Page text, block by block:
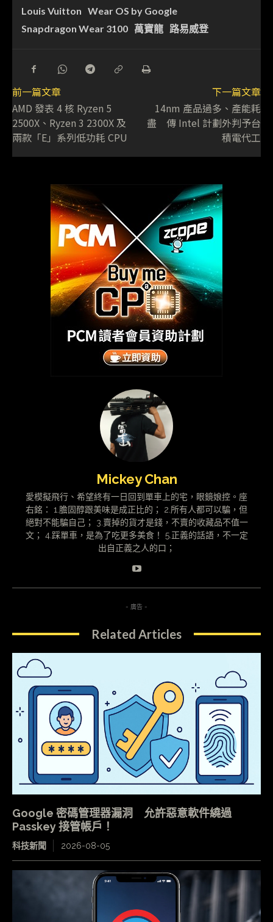
Louis Vuitton Wear OS by Google
Snapdragon Wear 3100 萬寶龍 路易威登
前一篇文章
AMD 發表 4 核 Ryzen 5
2500X、Ryzen 3 2300X 及
兩款「E」系列低功耗 CPU
下一篇文章
14nm 產品過多、產能耗
盡 傳 Intel 計劃外判予台
積電代工
Mickey Chan
愛模擬飛行、希望終有一日回到單車上的宅，眼鏡娘控。座
右銘： 1.膽固醇跟美味是成正比的； 2.所有人都可以騙，但
絕對不能騙自己； 3.賣掉的貨才是錢，不賣的收藏品不值一
文； 4.踩單車，是為了吃更多美食！ 5.正義的話語，不一定
出自正義之人的口；
- 廣告 -
Related Articles
Google 密碼管理器漏洞 允許惡意軟件繞過
Passkey 接管帳戶！
科技新聞 2026-08-05